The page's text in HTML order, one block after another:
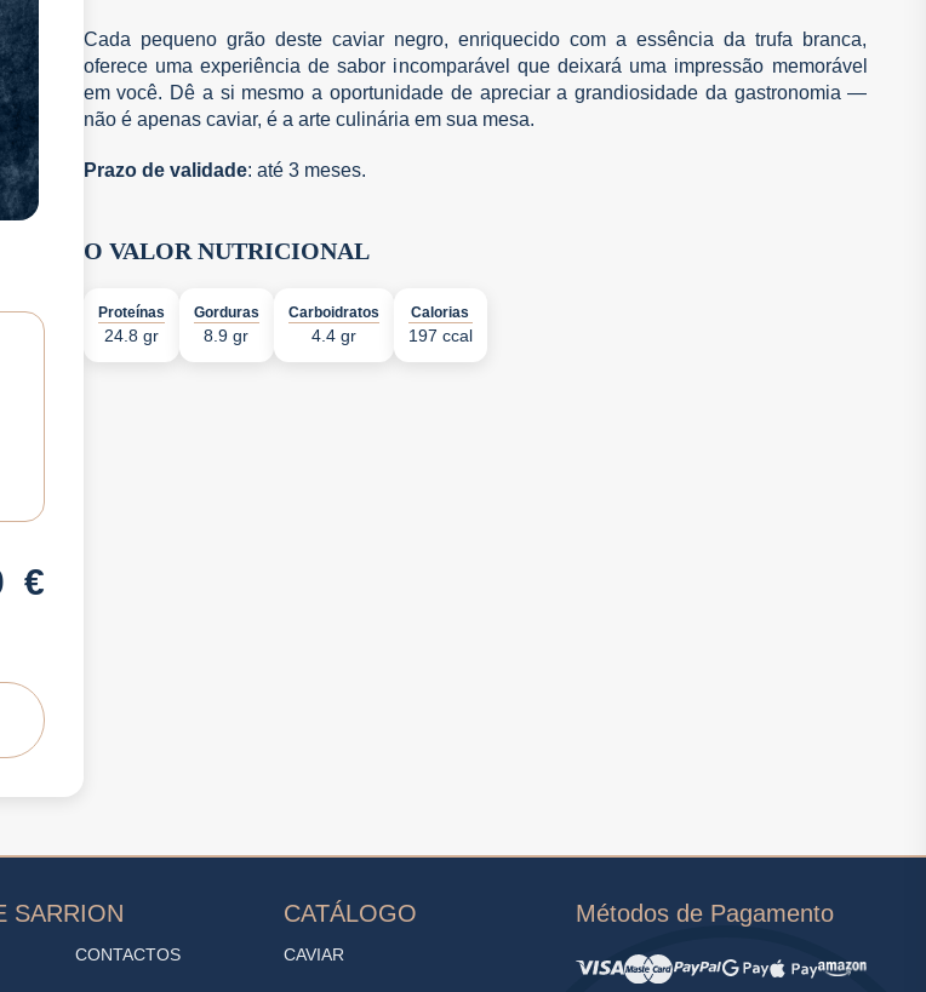
€
Cada pequeno grão deste caviar negro, enriquecido com a essência da trufa branca,
oferece uma experiência de sabor incomparável que deixará uma impressão memorável
em você. Dê a si mesmo a oportunidade de apreciar a grandiosidade da gastronomia —
não é apenas caviar, é a arte culinária em sua mesa.
Prazo de validade: até 3 meses.
O VALOR NUTRICIONAL
Proteínas
24.8 gr
Gorduras
8.9 gr
Carboidratos
4.4 gr
Calorias
197 ccal
SARRION
CONTACTOS
CATÁLOGO
CAVIAR
Métodos de Pagamento